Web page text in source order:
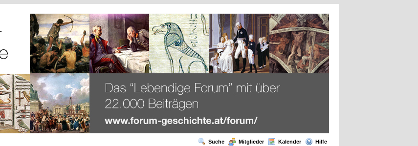
Suche Mitglieder Kalender Hilfe